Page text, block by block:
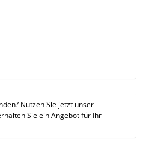
Nutzen Sie jetzt unser
Sie ein Angebot für Ihr